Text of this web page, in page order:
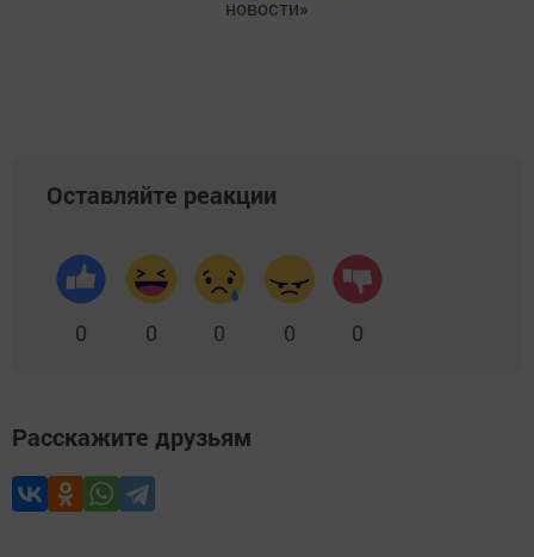
новости»
Оставляйте реакции
0 0 0 0 0
Расскажите друзьям